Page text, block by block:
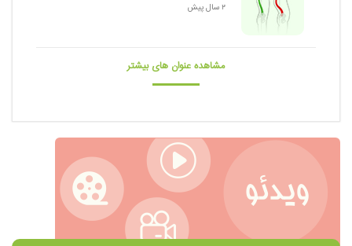
2 سال پیش
مشاهده عنوان های بیشتر